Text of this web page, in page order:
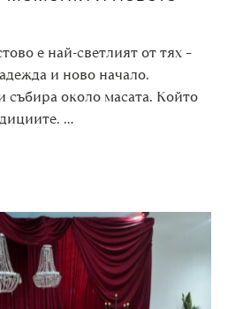
е най-светлият от тях –
и ново начало.
събира около масата. Който
…